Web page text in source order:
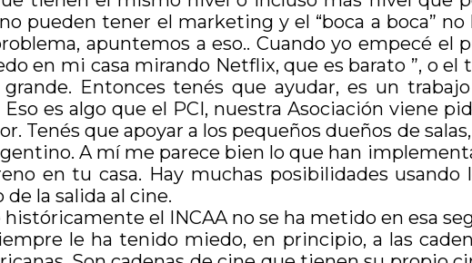
pueden tener el marketing y el “boca a boca”
apuntemos a eso.. Cuando yo empecé
en mi casa mirando Netflix, que es barato ”, o
Entonces tenés que ayudar, es un
es algo que el PCI, nuestra Asociación viene
Tenés que apoyar a los pequeños dueños de
A mí me parece bien lo que han
en tu casa. Hay muchas posibilidades
la salida al cine.
el INCAA no se ha metido en esa
le ha tenido miedo, en principio, a las